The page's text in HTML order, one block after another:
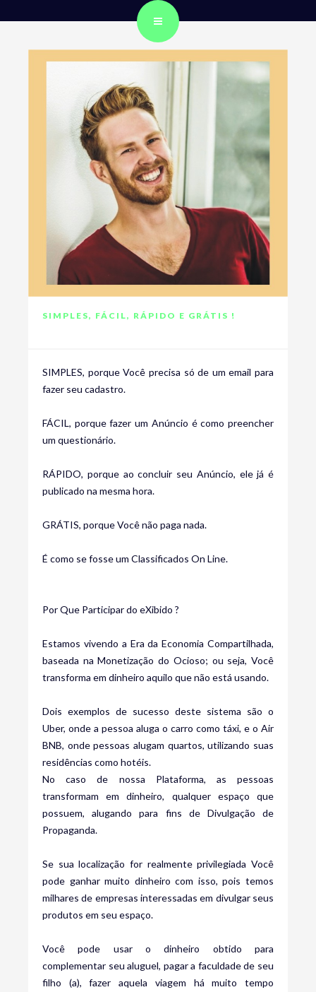
SIMPLES, FÁCIL, RÁPIDO E GRÁTIS !
SIMPLES, porque Você precisa só de um email para
fazer seu cadastro.
FÁCIL, porque fazer um Anúncio é como preencher
um questionário.
RÁPIDO, porque ao concluir seu Anúncio, ele já é
publicado na mesma hora.
GRÁTIS, porque Você não paga nada.
É como se fosse um Classificados On Line.
Por Que Participar do eXibido ?
Estamos vivendo a Era da Economia Compartilhada,
baseada na Monetização do Ocioso; ou seja, Você
transforma em dinheiro aquilo que não está usando.
Dois exemplos de sucesso deste sistema são o
Uber, onde a pessoa aluga o carro como táxi, e o Air
BNB, onde pessoas alugam quartos, utilizando suas
residências como hotéis.
No caso de nossa Plataforma, as pessoas
transformam em dinheiro, qualquer espaço que
possuem, alugando para fins de Divulgação de
Propaganda.
Se sua localização for realmente privilegiada Você
pode ganhar muito dinheiro com isso, pois temos
milhares de empresas interessadas em divulgar seus
produtos em seu espaço.
Você pode usar o dinheiro obtido para
complementar seu aluguel, pagar a faculdade de seu
filho (a), fazer aquela viagem há muito tempo